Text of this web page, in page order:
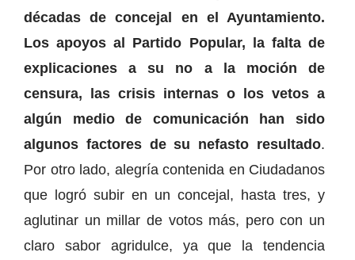
décadas de concejal en el Ayuntamiento.
Los apoyos al Partido Popular, la falta de
explicaciones a su no a la moción de
censura, las crisis internas o los vetos a
algún medio de comunicación han sido
algunos factores de su nefasto resultado.
Por otro lado, alegría contenida en Ciudadanos
que logró subir en un concejal, hasta tres, y
aglutinar un millar de votos más, pero con un
claro sabor agridulce, ya que la tendencia